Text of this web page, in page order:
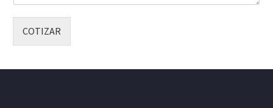
COTIZAR